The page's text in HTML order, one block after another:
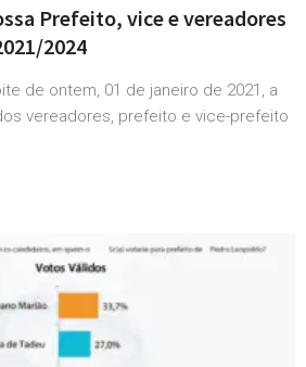
Prefeito, vice e vereadores
2024
de ontem, 01 de janeiro de 2021, a
vereadores, prefeito e vice-prefeito